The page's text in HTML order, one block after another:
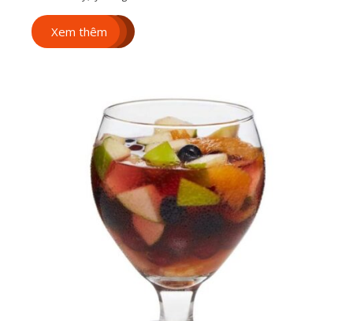
nghệ in chuyển
nhiệt trên ly sứ
​Mọi thứ về Công nghệ in
chuyển nhiệt trên ly sứ
(Tổng hợp bởi Vinacup –
đơn vị hơn 12 […]
Xem thêm
Xem thêm